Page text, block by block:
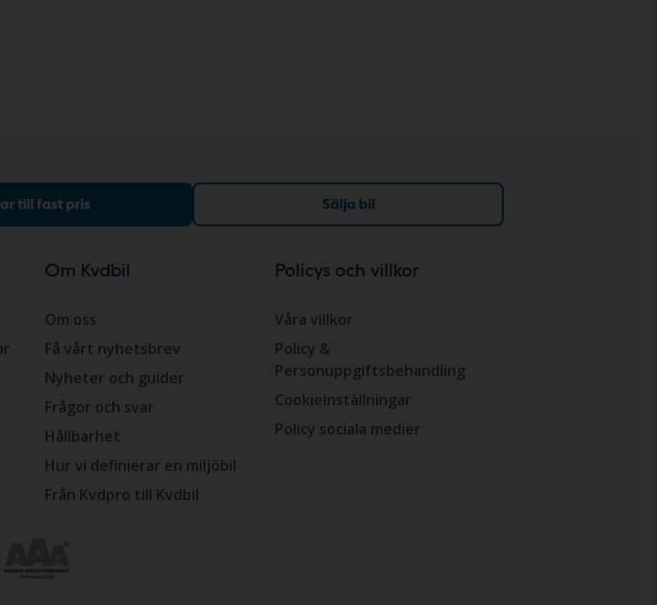
till fast pris Sälja bil
Om Kvdbil
Om oss
Få vårt nyhetsbrev
Nyheter och guider
Frågor och svar
Hållbarhet
Hur vi definierar en miljöbil
Från Kvdpro till Kvdbil
Policys och villkor
Våra villkor
Policy &
Personuppgiftsbehandling
Cookieinställningar
Policy sociala medier